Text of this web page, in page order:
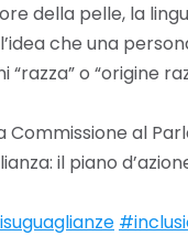
della pelle, la
che una
“razza” o
Commissione al
il piano